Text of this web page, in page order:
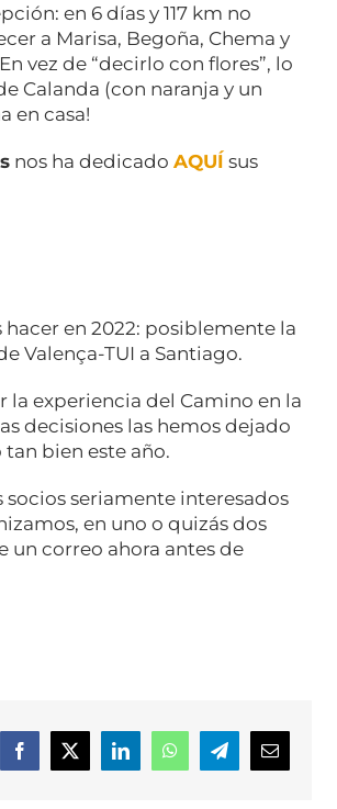
en 6 días y 117 km no
a Marisa, Begoña, Chema y
vez de “decirlo con flores”, lo
Calanda (con naranja y un
en casa!
nos ha dedicadoAQUÍ sus
en 2022: posiblemente la
Valença-TUI a Santiago.
experiencia del Camino en la
decisiones las hemos dejado
bien este año.
socios seriamente interesados
en uno o quizás dos
un correo ahora antes de
Facebook
X LinkedInWhatsAppTelegramCorreo
electrónico